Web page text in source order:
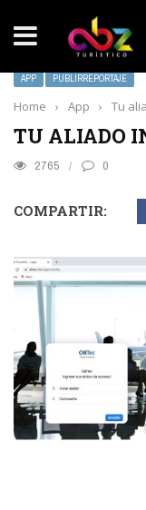
NOTICIAS
APP PUBLIRREPORTAJE
Home › App › Tu
TU ALIADO
2765 0
COMPARTIR: